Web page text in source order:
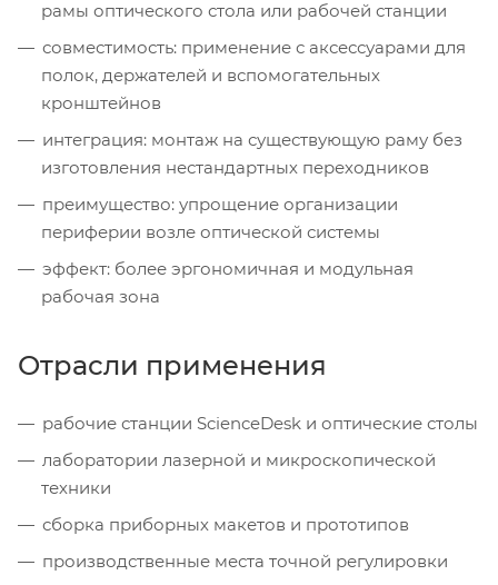
рамы оптического стола или рабочей станции
совместимость: применение с аксессуарами для
полок, держателей и вспомогательных
кронштейнов
интеграция: монтаж на существующую раму без
изготовления нестандартных переходников
преимущество: упрощение организации
периферии возле оптической системы
эффект: более эргономичная и модульная
рабочая зона
Отрасли применения
рабочие станции ScienceDesk и оптические столы
лаборатории лазерной и микроскопической
техники
сборка приборных макетов и прототипов
производственные места точной регулировки